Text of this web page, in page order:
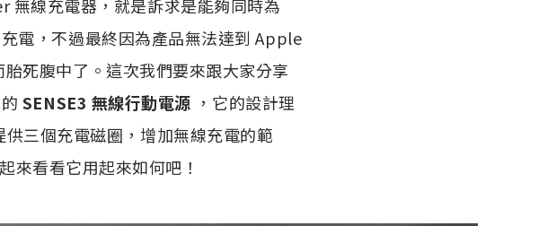
無線充電器，就是訴求是能夠同時為
電，不過最終因為產品無法達到 Apple
死腹中了。這次我們要來跟大家分享
SENSE3 無線行動電源 ，它的設計理
三個充電磁圈，增加無線充電的範
來看看它用起來如何吧！